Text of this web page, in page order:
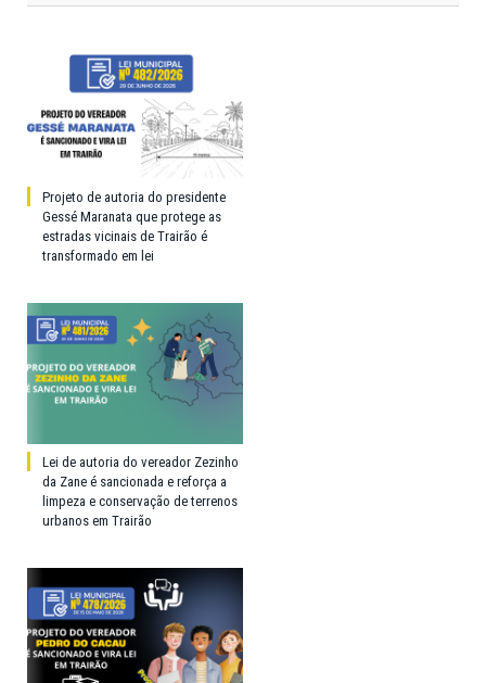
Projeto de autoria do presidente
Gessé Maranata que protege as
estradas vicinais de Trairão é
transformado em lei
Lei de autoria do vereador Zezinho
da Zane é sancionada e reforça a
limpeza e conservação de terrenos
urbanos em Trairão